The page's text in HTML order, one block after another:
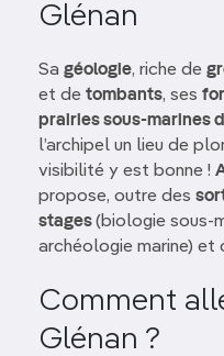
Glénan
Sa géologie, riche de
et de tombants, ses
prairies sous-marines
l’archipel un lieu de
visibilité y est bonne !
propose, outre des
stages(biologie sous-
archéologie marine)
Comment
Glénan ?